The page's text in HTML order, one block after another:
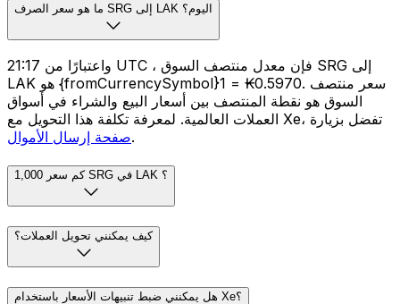
ما هو سعر الصرف SRG إلى LAK اليوم؟
واعتبارًا من 21:17 UTC ، فإن معدل منتصف السوق SRG إلى
LAK هو {fromCurrencySymbol}1 = ₭0.5970. سعر منتصف
السوق هو نقطة المنتصف بين أسعار البيع والشراء في أسواق
العملات العالمية. لمعرفة تكلفة هذا التحويل مع Xe، تفضل بزيارة
صفحة إرسال الأموال.
كم سعر 1,000 SRG في LAK ؟
كيف يمكنني تحويل العملات؟
هل يمكنني ضبط تنبيهات الأسعار باستخدام Xe؟